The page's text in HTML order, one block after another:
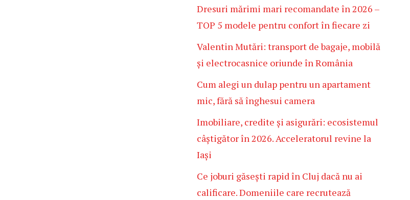
Dresuri mărimi mari recomandate în 2026 –
TOP 5 modele pentru confort în fiecare zi
Valentin Mutări: transport de bagaje, mobilă
și electrocasnice oriunde în România
Cum alegi un dulap pentru un apartament
mic, fără să înghesui camera
Imobiliare, credite și asigurări: ecosistemul
câștigător în 2026. Acceleratorul revine la
Iași
Ce joburi găsești rapid în Cluj dacă nu ai
calificare. Domeniile care recrutează